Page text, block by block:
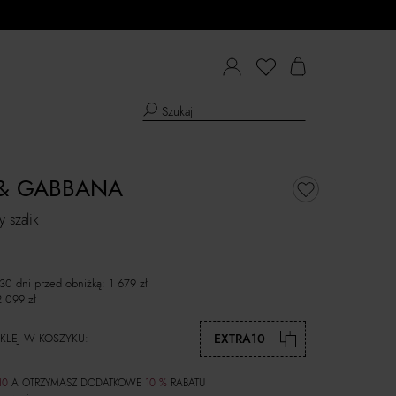
szalik
GABBANA
dni przed obniżką: 1 679 zł
099 zł
W KOSZYKU: EXTRA10
A OTRZYMASZ DODATKOWE 10 % RABATU